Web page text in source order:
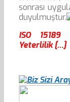
sonrası
duyulmuştur.
ISO 15189
Yeterlilik […]